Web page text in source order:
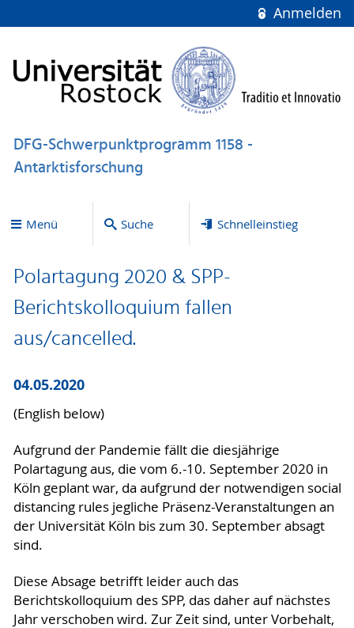
Anmelden
DFG-Schwerpunktprogramm 1158 -
Antarktisforschung
Menü Suche Schnelleinstieg
Polartagung 2020 & SPP-
Berichtskolloquium fallen
aus/cancelled.
04.05.2020
(English below)
Aufgrund der Pandemie fällt die diesjährige
Polartagung aus, die vom 6.-10. September 2020 in
Köln geplant war, da aufgrund der notwendigen social
distancing rules jegliche Präsenz-Veranstaltungen an
der Universität Köln bis zum 30. September absagt
sind.
Diese Absage betrifft leider auch das
Berichtskolloquium des SPP, das daher auf nächstes
Jahr verschoben wird. Zur Zeit sind, unter Vorbehalt,